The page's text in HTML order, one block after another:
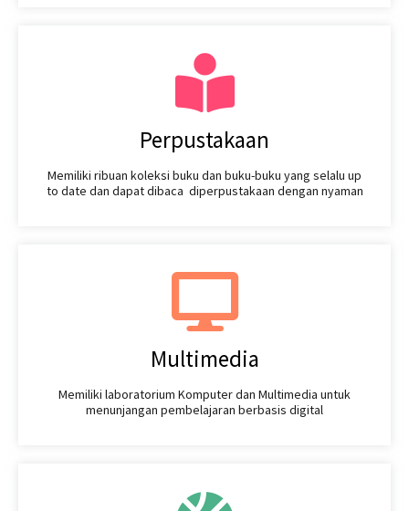
Perpustakaan
Memiliki ribuan koleksi buku dan buku-buku yang selalu up
to date dan dapat dibaca diperpustakaan dengan nyaman
Multimedia
Memiliki laboratorium Komputer dan Multimedia untuk
menunjangan pembelajaran berbasis digital